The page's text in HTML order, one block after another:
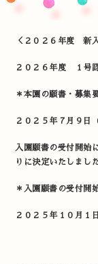
＜２０２６年度 新
２０２６年度 １号
＊本園の願書・募集
２０２５年７月９日
入園願書の受付開始
りに決定いたしまし
＊入園願書の受付開
２０２５年１０月１